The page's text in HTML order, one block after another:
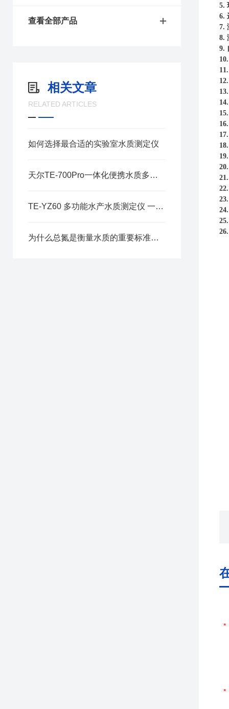
查看全部产品
相关文章
RELATED ARTICLES
如何选择最合适的实验室水质测定仪
天尔TE-700Pro一体化便携水质多参数检测系统维修保养技术指南
TE-YZ60 多功能水产水质测定仪 一站式检测氨氮亚盐溶解氧 pH
为什么总氮是衡量水质的重要标准之一呢
5.
6.
7.
8.
9.